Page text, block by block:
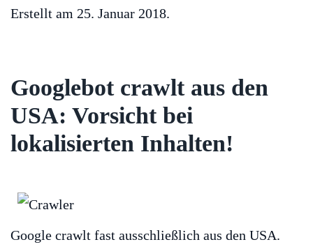
Erstellt am 25. Januar 2018.
Googlebot crawlt aus den
USA: Vorsicht bei
lokalisierten Inhalten!
Google crawlt fast ausschließlich aus den USA.